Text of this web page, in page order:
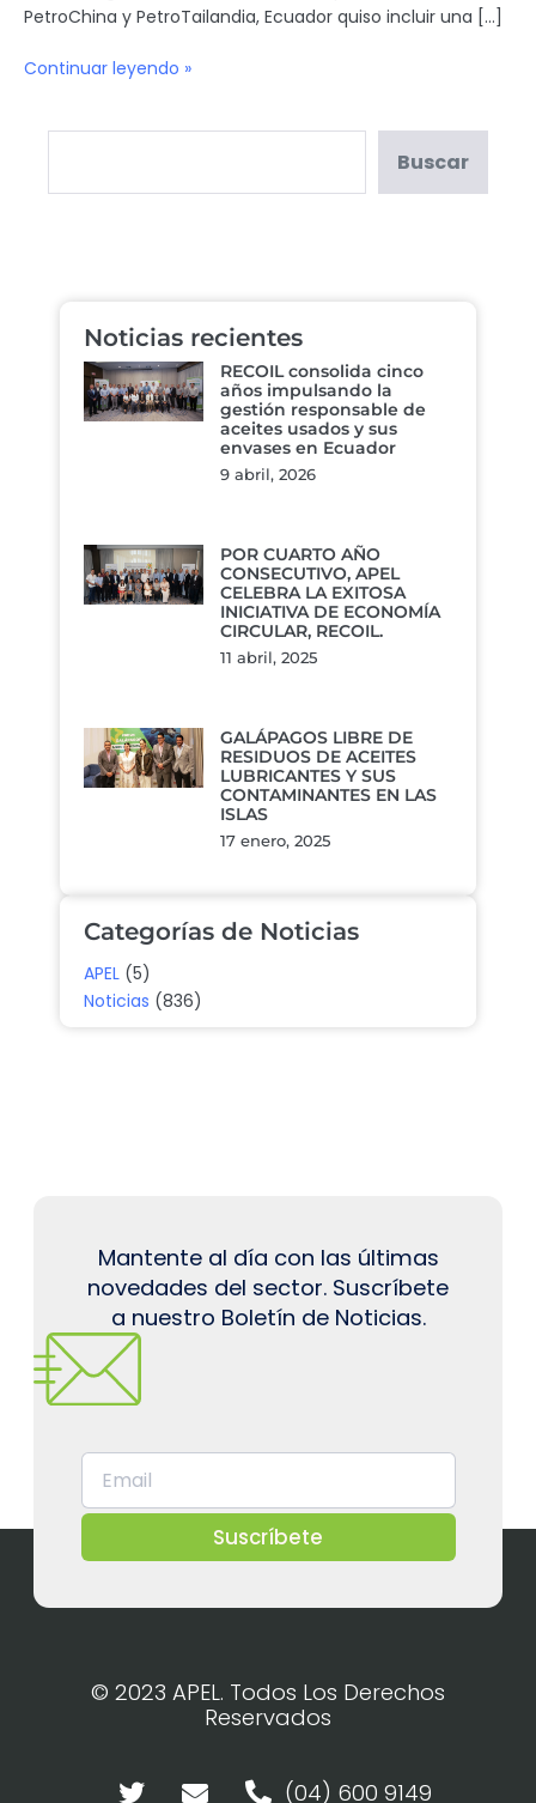
PetroChina y PetroTailandia, Ecuador quiso incluir una […]
Continuar leyendo »
Buscar
Noticias recientes
RECOIL consolida cinco
años impulsando la
gestión responsable de
aceites usados y sus
envases en Ecuador
9 abril, 2026
POR CUARTO AÑO
CONSECUTIVO, APEL
CELEBRA LA EXITOSA
INICIATIVA DE ECONOMÍA
CIRCULAR, RECOIL.
11 abril, 2025
GALÁPAGOS LIBRE DE
RESIDUOS DE ACEITES
LUBRICANTES Y SUS
CONTAMINANTES EN LAS
ISLAS
17 enero, 2025
Categorías de Noticias
APEL (5)
Noticias (836)
Mantente al día con las últimas
novedades del sector. Suscríbete
a nuestro Boletín de Noticias.
Suscríbete
© 2023 APEL. Todos Los Derechos
Reservados
(04) 600 9149